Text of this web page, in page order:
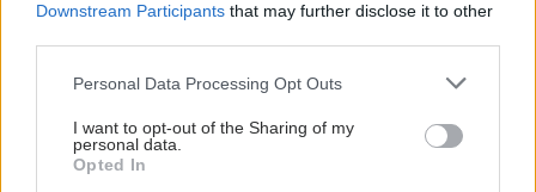
Downstream Participants that may further disclose it to other
Please note that this website/app uses one or more Google
not limited to your visit or usage behaviour. You may click to
grant or deny consent to Google and its third-party tags to
use your data for below specified purposes in below Google
Personal Data Processing Opt Outs
I want to opt-out of the Sharing of my
personal data.
Opted In